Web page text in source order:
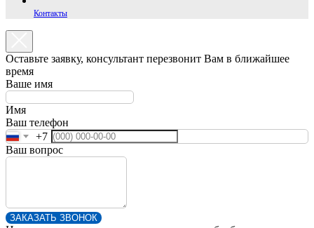
Контакты
Оставьте заявку, консультант перезвонит Вам в ближайшее
время
Ваше имя
Имя
Ваш телефон
+7
Ваш вопрос
ЗАКАЗАТЬ ЗВОНОК